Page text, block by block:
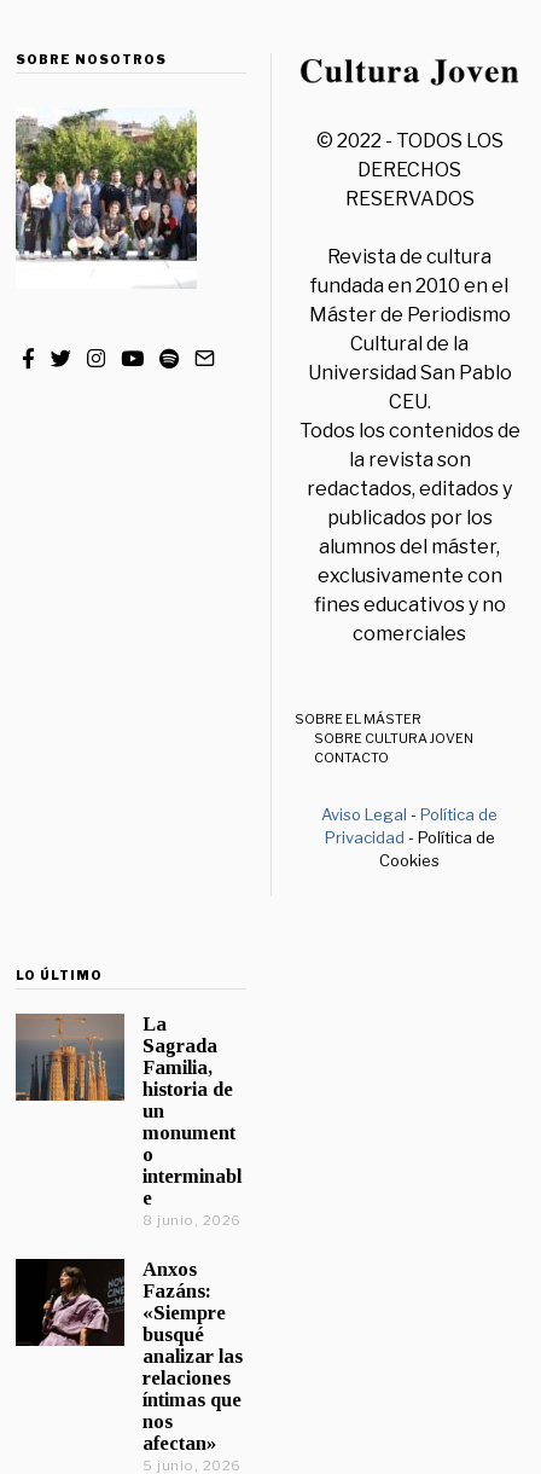
SOBRE NOSOTROS
© 2022 - TODOS LOS
DERECHOS
RESERVADOS
Revista de cultura
fundada en 2010 en el
Máster de Periodismo
Cultural de la
Universidad San Pablo
CEU.
Todos los contenidos de
la revista son
redactados, editados y
publicados por los
alumnos del máster,
exclusivamente con
fines educativos y no
comerciales
SOBRE EL MÁSTER
SOBRE CULTURA JOVEN
CONTACTO
Aviso Legal -Política de
Privacidad - Política de
Cookies
LO ÚLTIMO
La
Sagrada
Familia,
historia de
un
monument
o
interminabl
e
8 junio, 2026
Anxos
Fazáns:
«Siempre
busqué
analizar las
relaciones
íntimas que
nos
afectan»
5 junio, 2026